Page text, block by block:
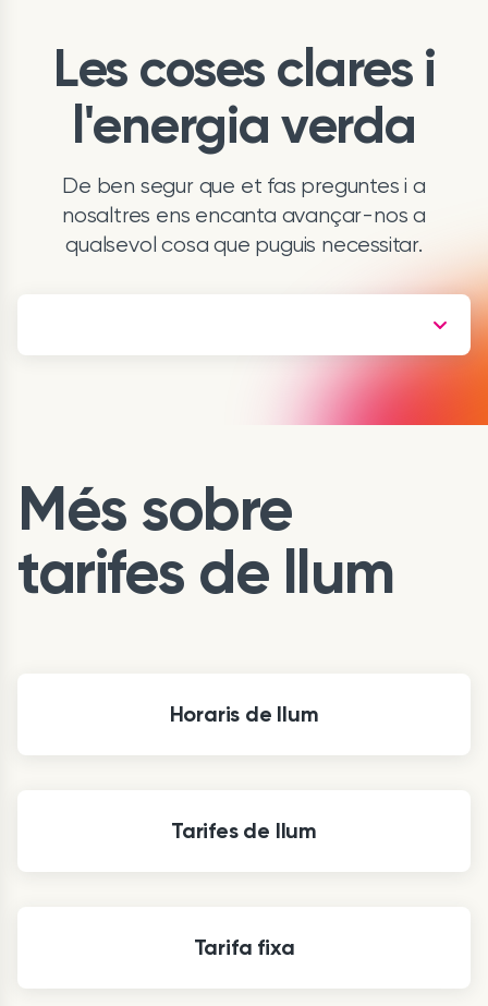
Les coses clares i
l'energia verda
De ben segur que et fas preguntes i a
nosaltres ens encanta avançar-nos a
qualsevol cosa que puguis necessitar.
Més sobre
tarifes de llum
Horaris de llum
Tarifes de llum
Tarifa fixa